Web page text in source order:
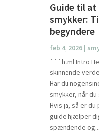
Guide til at
smykker:
begyndere
feb 4, 2026|
```html Intro
skinnende
Har du
smykker, når
Hvis ja, så er
guide hjælper
spændende og...